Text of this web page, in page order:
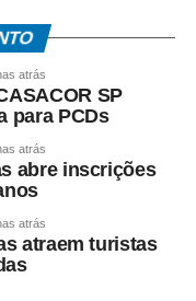
atrás
SP
para PCDs
atrás
abre inscrições
atrás
atraem turistas